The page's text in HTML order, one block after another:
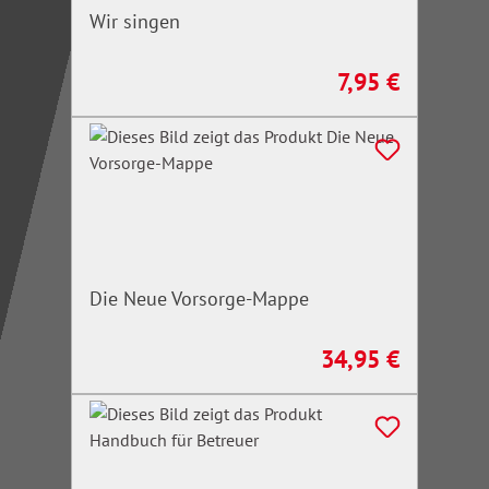
Wir singen
Regulärer Preis:
7,95 €
Die Neue Vorsorge-Mappe
Regulärer Preis:
34,95 €